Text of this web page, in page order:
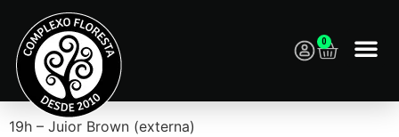
0
Pagodão ao vivo na Área Externa
19h – Juior Brown (externa)